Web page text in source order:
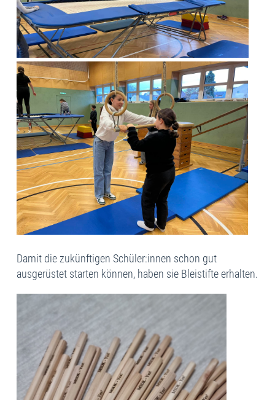
Damit die zukünftigen Schüler:innen schon gut
ausgerüstet starten können, haben sie Bleistifte erhalten.